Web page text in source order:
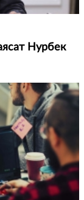
Нурбек